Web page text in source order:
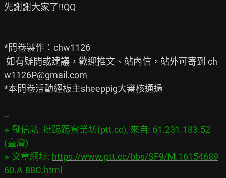
先謝謝大家了!!QQ
*問卷製作：chw1126
w1126P@gmail.com
*本問卷活動經板主sheeppig大審核通過
※ 發信站: 批踢踢實業坊(ptt.cc), 來自: 61.231.183.52
(臺灣)
※ 文章網址: https://www.ptt.cc/bbs/SF9/M.16154689
60.A.88C.html